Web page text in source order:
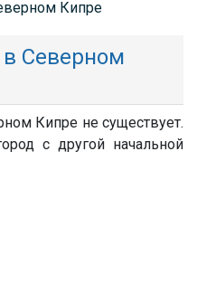
Кипре
в Северном
Кипре не существует.
с другой начальной